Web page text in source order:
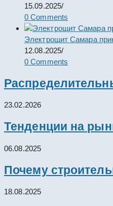
15.09.2025/
0 Comments
Электрощит Самара
12.08.2025/
0 Comments
23.02.2026
Тенденции на
06.08.2025
Почему
18.08.2025